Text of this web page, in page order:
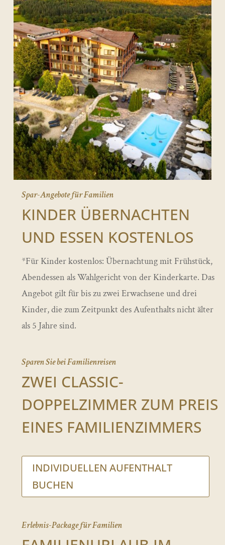
Spar-Angebote für Familien
KINDER ÜBERNACHTEN
UND ESSEN KOSTENLOS
*Für Kinder kostenlos: Übernachtung mit Frühstück,
Abendessen als Wahlgericht von der Kinderkarte. Das
Angebot gilt für bis zu zwei Erwachsene und drei
Kinder, die zum Zeitpunkt des Aufenthalts nicht älter
als 5 Jahre sind.
Sparen Sie bei Familienreisen
ZWEI CLASSIC-
DOPPELZIMMER ZUM PREIS
EINES FAMILIENZIMMERS
INDIVIDUELLEN AUFENTHALT
BUCHEN
Erlebnis-Package für Familien